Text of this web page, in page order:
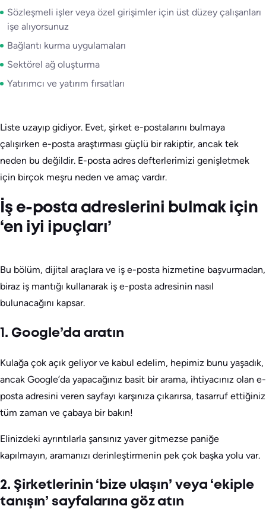
Sözleşmeli işler veya özel girişimler için üst düzey çalışanları
işe alıyorsunuz
Bağlantı kurma uygulamaları
Sektörel ağ oluşturma
Yatırımcı ve yatırım fırsatları
Liste uzayıp gidiyor. Evet, şirket e-postalarını bulmaya
çalışırken e-posta araştırması güçlü bir rakiptir, ancak tek
neden bu değildir. E-posta adres defterlerimizi genişletmek
için birçok meşru neden ve amaç vardır.
İş e-posta adreslerini bulmak için
‘en iyi ipuçları’
Bu bölüm, dijital araçlara ve iş e-posta hizmetine başvurmadan,
biraz iş mantığı kullanarak iş e-posta adresinin nasıl
bulunacağını kapsar.
1. Google’da aratın
Kulağa çok açık geliyor ve kabul edelim, hepimiz bunu yaşadık,
ancak Google’da yapacağınız basit bir arama, ihtiyacınız olan e-
posta adresini veren sayfayı karşınıza çıkarırsa, tasarruf ettiğiniz
tüm zaman ve çabaya bir bakın!
Elinizdeki ayrıntılarla şansınız yaver gitmezse paniğe
kapılmayın, aramanızı derinleştirmenin pek çok başka yolu var.
2. Şirketlerinin ‘bize ulaşın’ veya ‘ekiple
tanışın’ sayfalarına göz atın